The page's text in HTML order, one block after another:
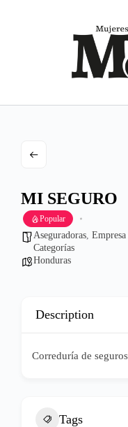
MI SEGURO
Popular
Aseguradoras,
Categorías
Honduras
Description
Correduría de
Tags